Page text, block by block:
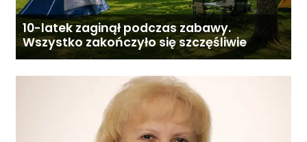
10-latek zaginął podczas zabawy.
Wszystko zakończyło się szczęśliwie